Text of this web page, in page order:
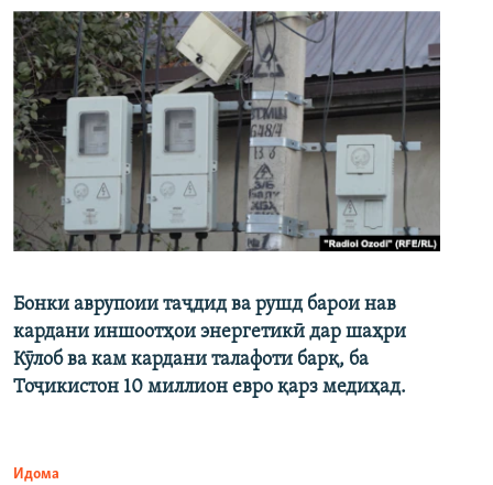
Бонки аврупоии таҷдид ва рушд барои нав
кардани иншоотҳои энергетикӣ дар шаҳри
Кӯлоб ва кам кардани талафоти барқ, ба
Тоҷикистон 10 миллион евро қарз медиҳад.
Идома